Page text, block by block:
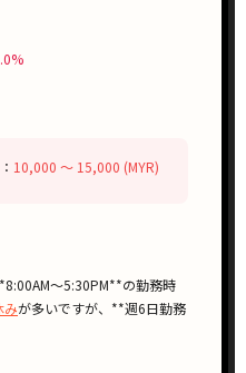
10,000 〜 15,000 (MYR)
8:00AM〜5:30PM**の勤務時
みが多いですが、**週6日勤務